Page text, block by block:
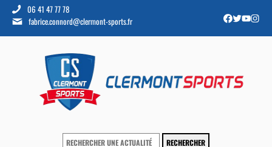
06 41 47 77 78
fabrice.connord@clermont-sports.fr